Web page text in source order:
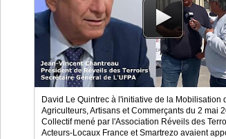
David Le Quintrec à l'initiative de la Mobilisation
Agriculteurs, Artisans et Commerçants du 2 mai
Collectif mené par l'Association Réveils des
Acteurs-Locaux France et Smartrezo avaient